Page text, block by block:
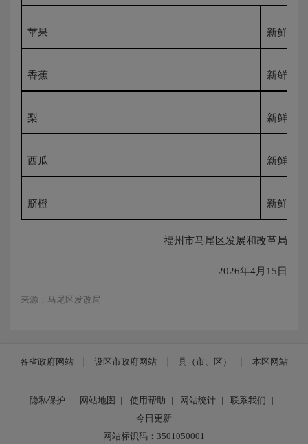
苹果 新鲜
香蕉 新鲜
梨 新鲜
西瓜 新鲜
脐橙 新鲜
福州市马尾区发展和改革局
2026年4月15日
来源：马尾区发改局
各省政府网站 设区市政府网站 县（市、区） 本区网站
隐私保护 | 网站地图 | 使用帮助 | 网站统计 | 联系我们
|
今日更新
网站标识码：3501050001